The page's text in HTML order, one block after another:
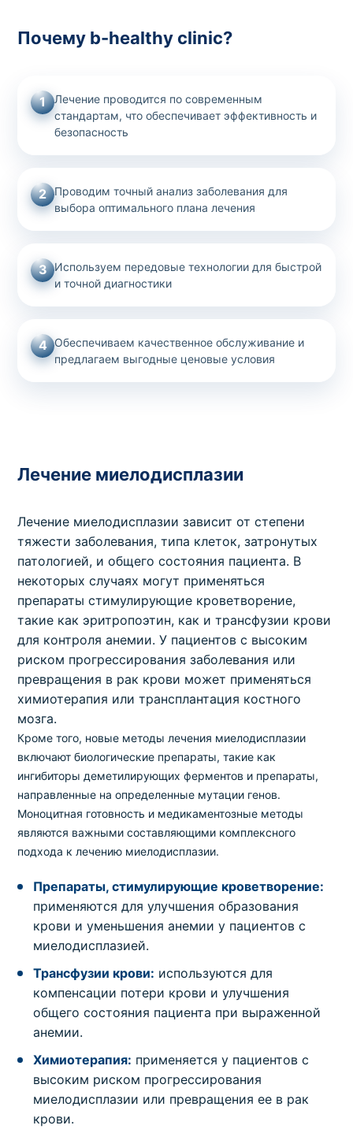
Почему b-healthy clinic?
1
Лечение проводится по современным
стандартам, что обеспечивает эффективность и
безопасность
2
Проводим точный анализ заболевания для
выбора оптимального плана лечения
3 Используем передовые технологии для быстрой
и точной диагностики
4 Обеспечиваем качественное обслуживание и
предлагаем выгодные ценовые условия
Лечение миелодисплазии
Лечение миелодисплазии зависит от степени
тяжести заболевания, типа клеток, затронутых
патологией, и общего состояния пациента. В
некоторых случаях могут применяться
препараты стимулирующие кроветворение,
такие как эритропоэтин, как и трансфузии крови
для контроля анемии. У пациентов с высоким
риском прогрессирования заболевания или
превращения в рак крови может применяться
химиотерапия или трансплантация костного
мозга.
Кроме того, новые методы лечения миелодисплазии
включают биологические препараты, такие как
ингибиторы деметилирующих ферментов и препараты,
направленные на определенные мутации генов.
Моноцитная готовность и медикаментозные методы
являются важными составляющими комплексного
подхода к лечению миелодисплазии.
Препараты, стимулирующие кроветворение:
применяются для улучшения образования
крови и уменьшения анемии у пациентов с
миелодисплазией.
Трансфузии крови: используются для
компенсации потери крови и улучшения
общего состояния пациента при выраженной
анемии.
Химиотерапия: применяется у пациентов с
высоким риском прогрессирования
миелодисплазии или превращения ее в рак
крови.